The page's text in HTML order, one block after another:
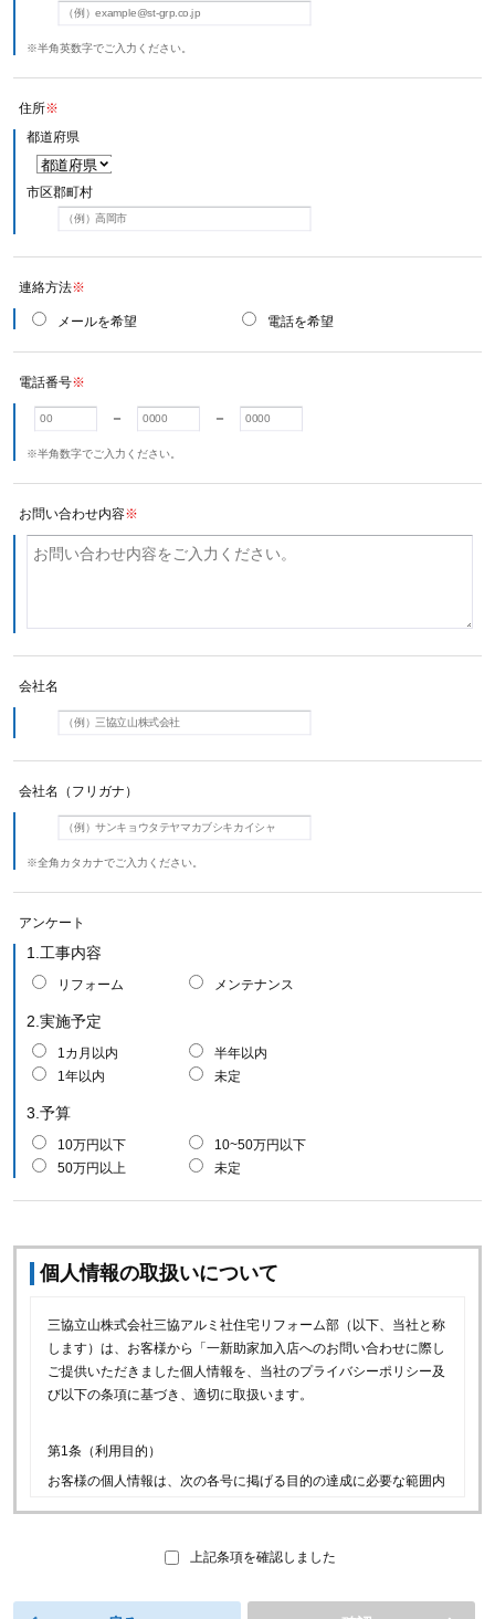
※半角英数字でご入力ください。
住所※
都道府県
市区郡町村
連絡方法※
メールを希望 電話を希望
電話番号※
－ －
※半角数字でご入力ください。
お問い合わせ内容※
会社名
会社名（フリガナ）
※全角カタカナでご入力ください。
アンケート
1.工事内容
リフォーム メンテナンス
2.実施予定
1カ月以内
半年以内
1年以内
未定
3.予算
10万円以下
10~50万円以下
50万円以上
未定
個人情報の取扱いについて
三協立山株式会社三協アルミ社住宅リフォーム部（以下、当社と称
します）は、お客様から「一新助家加入店へのお問い合わせに際し
ご提供いただきました個人情報を、当社のプライバシーポリシー及
び以下の条項に基づき、適切に取扱います。
第1条（利用目的）
お客様の個人情報は、次の各号に掲げる目的の達成に必要な範囲内
し、お客様に喜ばれるサービスをご提供するため。
上記条項を確認しました